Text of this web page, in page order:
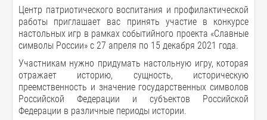
Центр патриотического воспитания и профилактической
работы приглашает вас принять участие в конкурсе
настольных игр в рамках событийного проекта «Славные
символы России» с 27 апреля по 15 декабря 2021 года.
Участникам нужно придумать настольную игру, которая
отражает историю, сущность, историческую
преемственность и значение государственных символов
Российской Федерации и субъектов Российской
Федерации в различные периоды истории.